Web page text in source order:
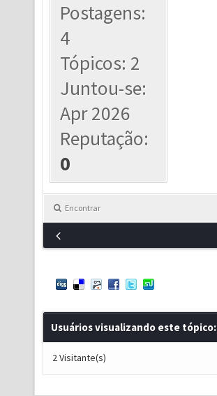
Postagens:
4
Tópicos: 2
Juntou-se:
Apr 2026
Reputação:
0
Encontrar
Usuários visualizando este tópico:
2 Visitante(s)